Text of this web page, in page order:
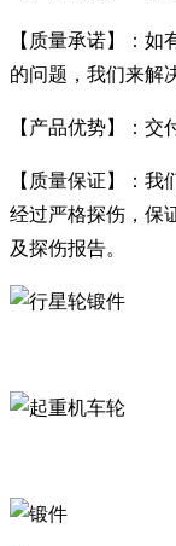
【质量承诺】：
的问题，我们来解
【产品优势】：交
【质量保证】：我
经过严格探伤，保
及探伤报告。